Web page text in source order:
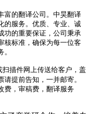
的翻译公司。中昊翻译
的服务。优质、专业、诚
功的重要保证，公司秉承
核标准，确保为每一位客
描件网上传送给客户，盖
提前告知，一并邮寄。
费，审稿费，翻译服务